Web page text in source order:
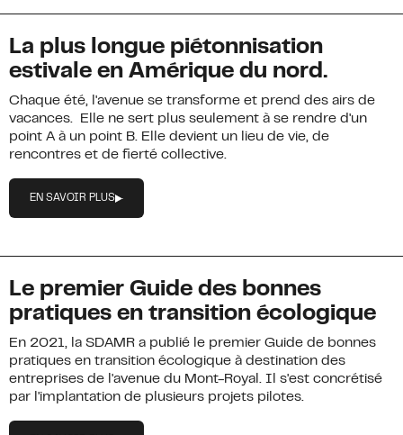
La plus longue piétonnisation
estivale en Amérique du nord.
Chaque été, l'avenue se transforme et prend des airs de
vacances. Elle ne sert plus seulement à se rendre d'un
point A à un point B. Elle devient un lieu de vie, de
rencontres et de fierté collective.
EN SAVOIR PLUS
Le premier Guide des bonnes
pratiques en transition écologique
En 2021, la SDAMR a publié le premier Guide de bonnes
pratiques en transition écologique à destination des
entreprises de l'avenue du Mont-Royal. Il s'est concrétisé
par l'implantation de plusieurs projets pilotes.